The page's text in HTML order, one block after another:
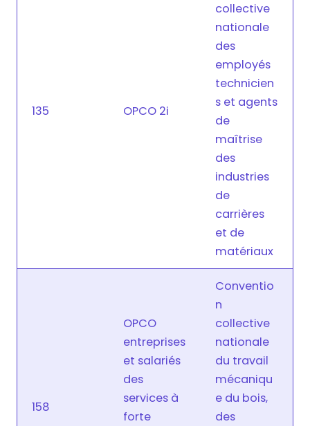
135 OPCO 2i
collective
nationale
des
employés
technicien
s et agents
de
maîtrise
des
industries
de
carrières
et de
matériaux
158
OPCO
entreprises
et salariés
des
services à
forte
Conventio
n
collective
nationale
du travail
mécaniqu
e du bois,
des